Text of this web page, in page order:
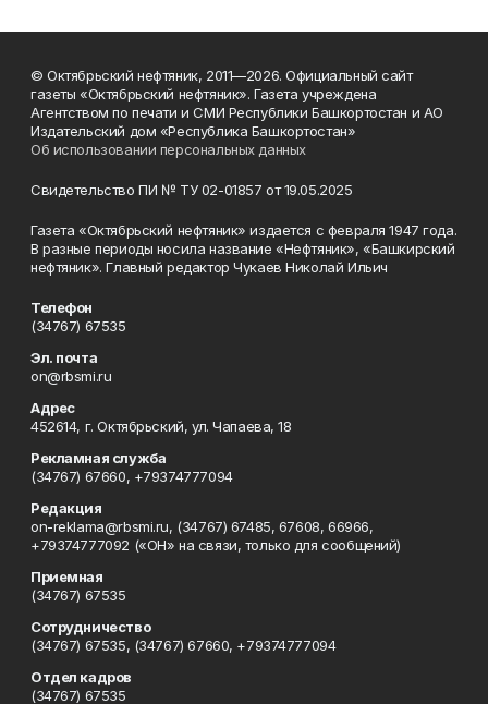
© Октябрьский нефтяник, 2011—2026. Официальный сайт
газеты «Октябрьский нефтяник». Газета учреждена
Агентством по печати и СМИ Республики Башкортостан и АО
Издательский дом «Республика Башкортостан»
Об использовании персональных данных
Свидетельство ПИ № ТУ 02-01857 от 19.05.2025
Газета «Октябрьский нефтяник» издается с февраля 1947 года.
В разные периоды носила название «Нефтяник», «Башкирский
нефтяник». Главный редактор Чукаев Николай Ильич
Телефон
(34767) 67535
Эл. почта
on@rbsmi.ru
Адрес
452614, г. Октябрьский, ул. Чапаева, 18
Рекламная служба
(34767) 67660, +79374777094
Редакция
on-reklama@rbsmi.ru, (34767) 67485, 67608, 66966,
+79374777092 («ОН» на связи, только для сообщений)
Приемная
(34767) 67535
Сотрудничество
(34767) 67535, (34767) 67660, +79374777094
Отдел кадров
(34767) 67535